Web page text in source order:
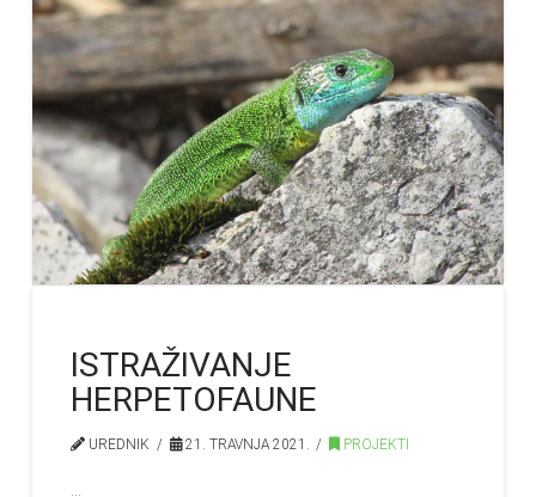
ISTRAŽIVANJE
HERPETOFAUNE
UREDNIK 21. TRAVNJA 2021. PROJEKTI